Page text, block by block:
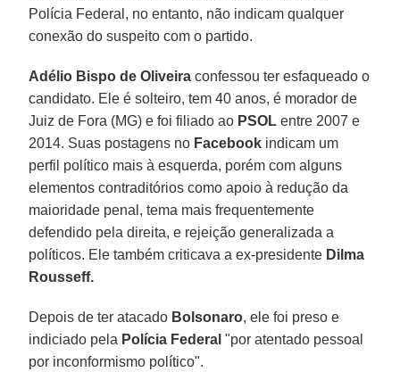
Polícia Federal, no entanto, não indicam qualquer
conexão do suspeito com o partido.
Adélio Bispo de Oliveira confessou ter esfaqueado o
candidato. Ele é solteiro, tem 40 anos, é morador de
Juiz de Fora (MG) e foi filiado ao PSOL entre 2007 e
2014. Suas postagens no Facebook indicam um
perfil político mais à esquerda, porém com alguns
elementos contraditórios como apoio à redução da
maioridade penal, tema mais frequentemente
defendido pela direita, e rejeição generalizada a
políticos. Ele também criticava a ex-presidente Dilma
Rousseff.
Depois de ter atacado Bolsonaro, ele foi preso e
indiciado pela Polícia Federal "por atentado pessoal
por inconformismo político".